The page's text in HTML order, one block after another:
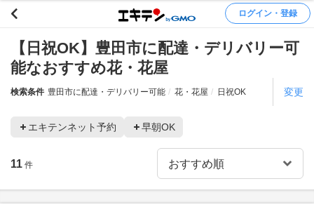
ログイン・登録
【日祝OK】豊田市に配達・デリバリー可
能なおすすめ花・花屋
検索条件 豊田市に配達・デリバリー可能 花・花屋 日祝OK 変更
エキテンネット予約 早朝OK
11 件